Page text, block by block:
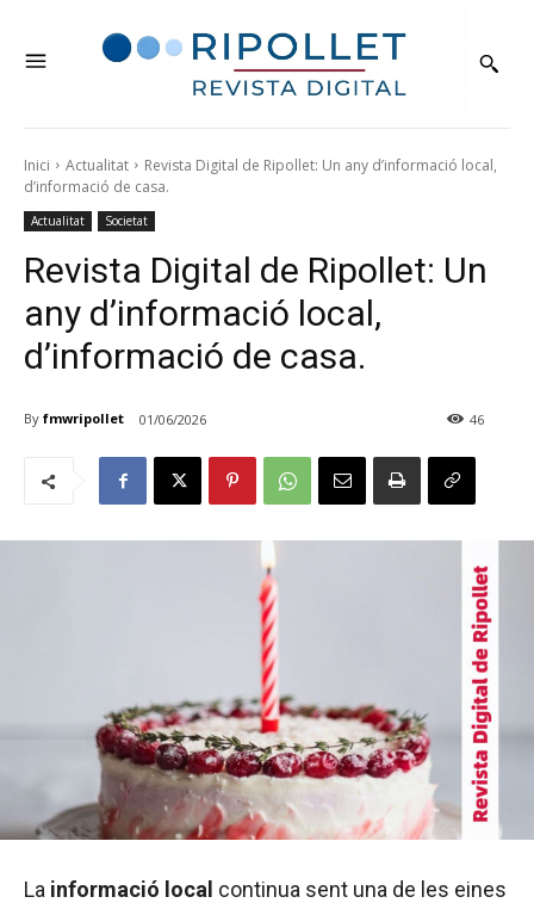
Inici Actualitat
Revista Digital de Ripollet: Un any d’informació local,
d’informació de casa.
Actualitat Societat
Revista Digital de Ripollet: Un
any d’informació local,
d’informació de casa.
By fmwripollet 01/06/2026 46
La informació local continua sent una de les eines